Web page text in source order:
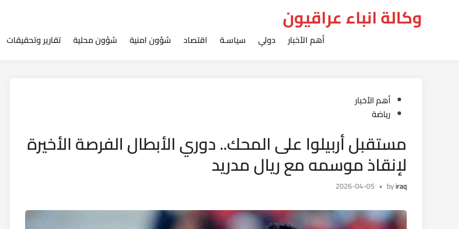
وكالة انباء عراقيون
أهم الأخبار دولي سياسـة اقتصاد شؤون امنية شؤون محلية تقارير وتحقيقات
Posted
in
أهم الأخبار
رياضة
مستقبل أربيلوا على المحك.. دوري الأبطال الفرصة الأخيرة
لإنقاذ موسمه مع ريال مدريد
byiraq
•
2026-04-05